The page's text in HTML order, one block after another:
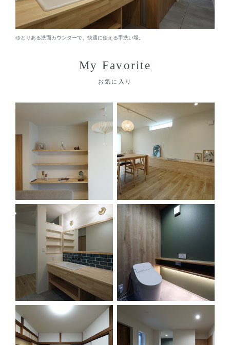
ゆとりある洗面カウンターで、快適に使える手洗い場。
My Favorite
お気に入り